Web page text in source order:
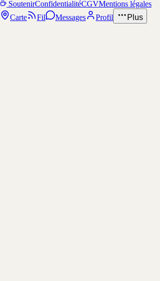
SoutenirConfidentialitéCGVMentions légales
Carte
Fil Messages Profil Plus